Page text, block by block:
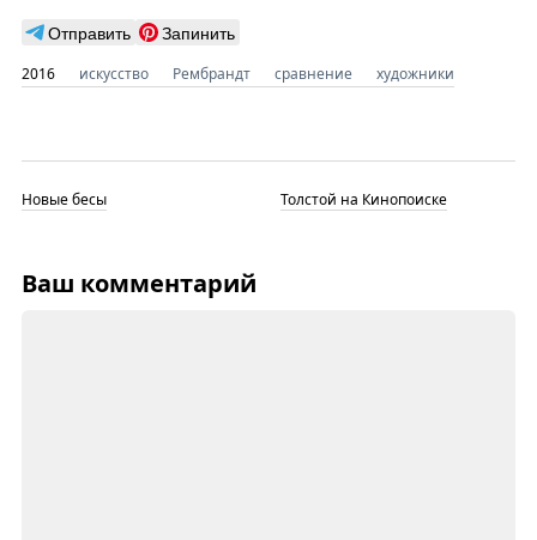
Отправить Запинить
2016 искусство Рембрандт сравнение художники
Новые бесы Толстой на Кинопоиске
Ваш комментарий